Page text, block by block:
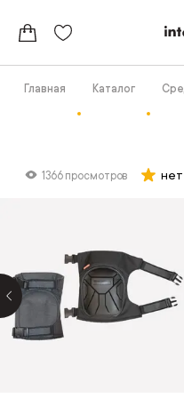
Главная Каталог
1366 просмотров